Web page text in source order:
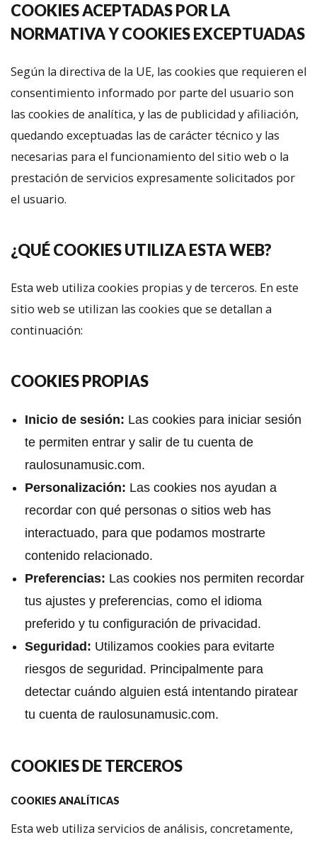
COOKIES ACEPTADAS POR LA
NORMATIVA Y COOKIES EXCEPTUADAS
Según la directiva de la UE, las cookies que requieren el
consentimiento informado por parte del usuario son
las cookies de analítica, y las de publicidad y afiliación,
quedando exceptuadas las de carácter técnico y las
necesarias para el funcionamiento del sitio web o la
prestación de servicios expresamente solicitados por
el usuario.
¿QUÉ COOKIES UTILIZA ESTA WEB?
Esta web utiliza cookies propias y de terceros. En este
sitio web se utilizan las cookies que se detallan a
continuación:
COOKIES PROPIAS
Inicio de sesión: Las cookies para iniciar sesión
te permiten entrar y salir de tu cuenta de
raulosunamusic.com.
Personalización: Las cookies nos ayudan a
recordar con qué personas o sitios web has
interactuado, para que podamos mostrarte
contenido relacionado.
Preferencias: Las cookies nos permiten recordar
tus ajustes y preferencias, como el idioma
preferido y tu configuración de privacidad.
Seguridad: Utilizamos cookies para evitarte
riesgos de seguridad. Principalmente para
detectar cuándo alguien está intentando piratear
tu cuenta de raulosunamusic.com.
COOKIES DE TERCEROS
COOKIES ANALÍTICAS
Esta web utiliza servicios de análisis, concretamente,